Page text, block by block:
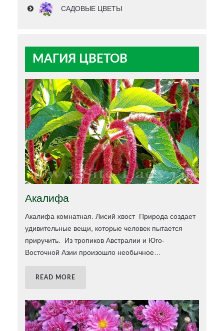
САДОВЫЕ ЦВЕТЫ
МАГИЯ ЦВЕТОВ
Акалифа
Акалифа комнатная. Лисий хвост Природа создает
удивительные вещи, которые человек пытается
приручить. Из тропиков Австралии и Юго-
Восточной Азии произошло необычное
READ MORE